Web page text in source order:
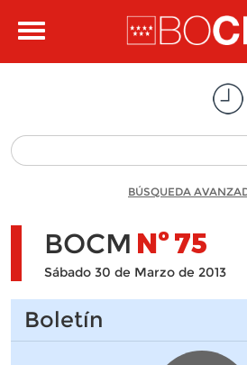
Toggle
BÚSQUEDA
BOCM Nº75
Sábado 30 de Marzo de 2013
Boletín